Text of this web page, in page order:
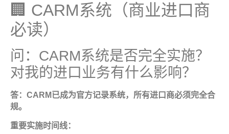
🏢 CARM系统（商业进口商
必读）
问：CARM系统是否完全实施？
对我的进口业务有什么影响？
答： CARM 已成为官方记录系统，所有进口商必须完全合
规。
重要实施时间线：